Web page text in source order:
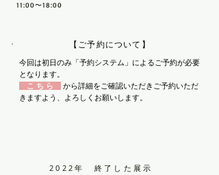
11:00〜18:00
今回は初日のみ「予約システム」によるご予約が必要
となります。
こ ち ら
から詳細をご確認いただきご予約いただ
きますよう、よろしくお願いします。
【ご予約について】
2022年 終了した展示